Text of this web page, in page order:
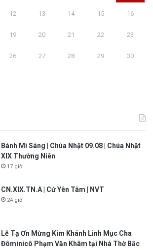
12 13 14 15 16
19 20 21 22 23
26 27 28 29 30
Bánh Mì Sáng | Chúa Nhật 09.08 | Chúa Nhật
XIX Thường Niên
17 giờ
CN.XIX.TN.A | Cứ Yên Tâm | NVT
24 giờ
Lễ Tạ Ơn Mừng Kim Khánh Linh Mục Cha
Đôminicô Phạm Văn Khâm tại Nhà Thờ Bắc